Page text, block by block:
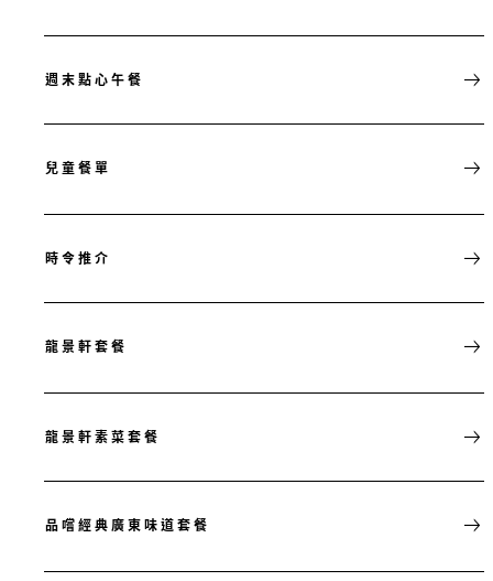
週末點心午餐
兒童餐單
時令推介
龍景軒套餐
龍景軒素菜套餐
品嚐經典廣東味道套餐